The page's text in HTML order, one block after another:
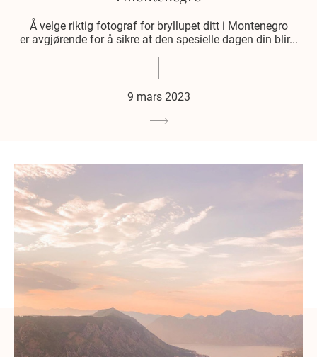
Å velge riktig fotograf for bryllupet ditt i Montenegro
er avgjørende for å sikre at den spesielle dagen din blir...
9 mars 2023